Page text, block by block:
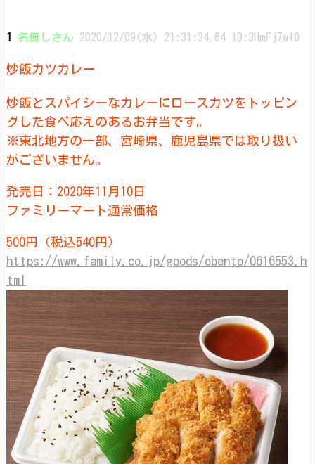
1 名無しさん 2020/12/09(水) 21:31:34.64 ID:3HmFj7wI0
炒飯カツカレー
炒飯とスパイシーなカレーにロースカツをトッピン
グした食べ応えのあるお弁当です。
※東北地方の一部、宮崎県、鹿児島県では取り扱い
がございません。
発売日：2020年11月10日
ファミリーマート通常価格
500円（税込540円）
https://www.family.co.jp/goods/obento/0616553.h
tml